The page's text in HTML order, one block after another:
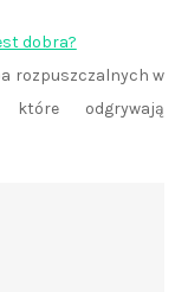
dobra?
rozpuszczalnych w
które odgrywają